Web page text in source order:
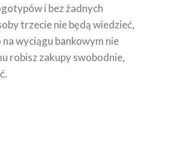
i bez żadnych
trzecie nie będą wiedzieć,
wyciągu bankowym nie
robisz zakupy swobodnie,